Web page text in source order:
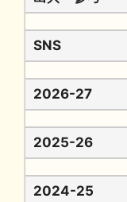
SNS
2026-27
2025-26
2024-25